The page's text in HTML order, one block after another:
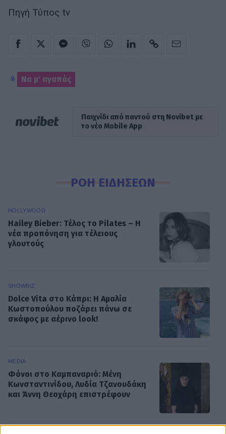
Πηγή Τύπος tv
Να μ' αγαπάς
Παιχνίδι από παντού στη Novibet με
το νέο Mobile App
ΡΟΗ ΕΙΔΗΣΕΩΝ
HOLLYWOOD
Hailey Bieber: Τέλος το Pilates – Η
νέα προπόνηση για τέλειους
γλουτούς
SHOWBIZ
Dolce Vita στο Κάπρι: Η Αμαλία
Κωστοπούλου ποζάρει πάνω σε
σκάφος με αέρινο look!
MEDIA
Φόνοι στο Καμπαναριό: Μένη
Κωνσταντινίδου, Λυδία Τζανουδάκη
και Άννη Θεοχάρη επιστρέφουν